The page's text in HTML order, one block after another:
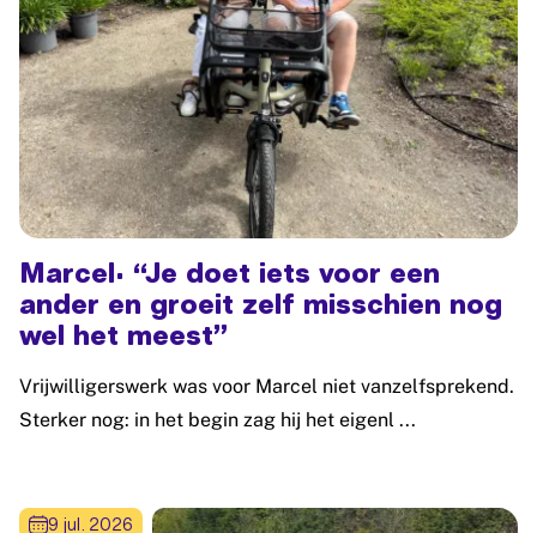
Marcel: “Je doet iets voor een
ander en groeit zelf misschien nog
wel het meest”
Vrijwilligerswerk was voor Marcel niet vanzelfsprekend.
Sterker nog: in het begin zag hij het eigenl ...
9 jul. 2026